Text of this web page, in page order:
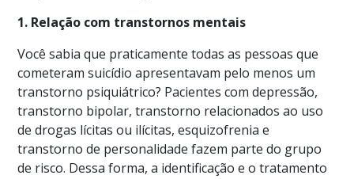
1. Relação com transtornos mentais
Você sabia que praticamente todas as pessoas que
cometeram suicídio apresentavam pelo menos um
transtorno psiquiátrico? Pacientes com depressão,
transtorno bipolar, transtorno relacionados ao uso
de drogas lícitas ou ilícitas, esquizofrenia e
transtorno de personalidade fazem parte do grupo
de risco. Dessa forma, a identificação e o tratamento